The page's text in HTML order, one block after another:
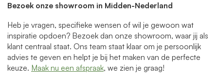
Bezoek onze showroom in Midden-Nederland
Heb je vragen, specifieke wensen of wil je gewoon wat
inspiratie opdoen? Bezoek dan onze showroom, waar jij als
klant centraal staat. Ons team staat klaar om je persoonlijk
advies te geven en helpt je bij het maken van de perfecte
keuze. Maak nu een afspraak, we zien je graag!